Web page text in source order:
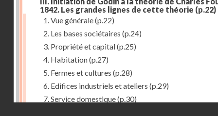
1842. Les grandes lignes de cette théorie (p.22)
1. Vue générale(p.22)
2. Les bases sociétaires (p.24)
3. Propriété et capital(p.25)
4. Habitation(p.27)
5. Fermes et cultures (p.28)
6. Edifices industriels et ateliers (p.29)
7. Service domestique(p.30)